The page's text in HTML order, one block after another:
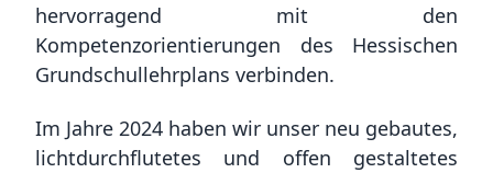
hervorragend mit den
Kompetenzorientierungen des Hessischen
Grundschullehrplans verbinden.
Im Jahre 2024 haben wir unser neu gebautes,
lichtdurchflutetes und offen gestaltetes